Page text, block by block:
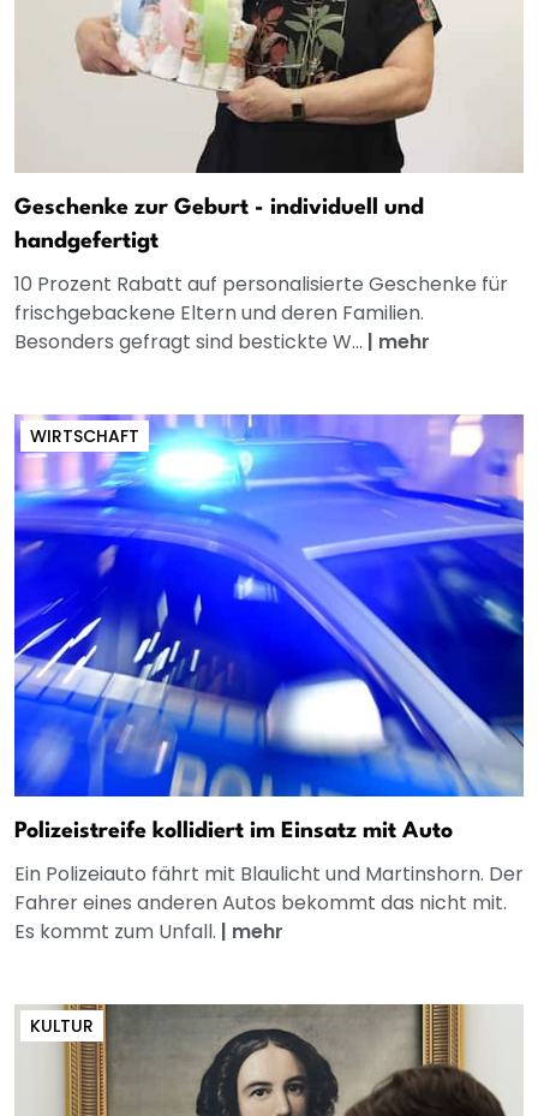
Geschenke zur Geburt - individuell und
handgefertigt
10 Prozent Rabatt auf personalisierte Geschenke für
frischgebackene Eltern und deren Familien.
Besonders gefragt sind bestickte W... | mehr
WIRTSCHAFT
Polizeistreife kollidiert im Einsatz mit Auto
Ein Polizeiauto fährt mit Blaulicht und Martinshorn. Der
Fahrer eines anderen Autos bekommt das nicht mit.
Es kommt zum Unfall. | mehr
KULTUR